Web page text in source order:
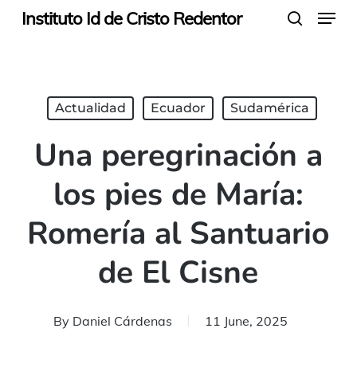
SkipInstituto Id de Cristo Redentor Menu
Actualidad Ecuador Sudamérica
Una peregrinación a
los pies de María:
Romería al Santuario
de El Cisne
By Daniel Cárdenas 11 June, 2025